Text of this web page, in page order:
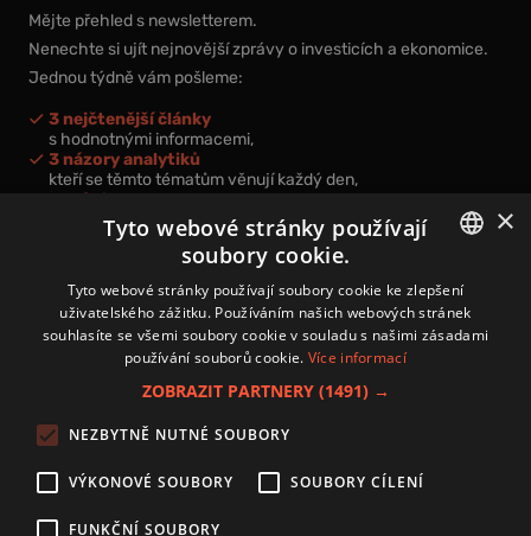
Mějte přehled s newsletterem.
Nenechte si ujít nejnovější zprávy o investicích a ekonomice.
Jednou týdně vám pošleme:
3 nejčtenější články
s hodnotnými informacemi,
3 názory analytiků
kteří se těmto tématům věnují každý den,
nová videa a podcasty
k prohloubení vašich znalostí.
Přihlášením k newsletteru vyjadřujete svůj souhlas spodmínkami
zpracování osobních údajů.
Zásady používání souborů cookies
Autoři
Nastavení cookies
CZECH
×
Tyto webové stránky používají
soubory cookie.
Tyto webové stránky používají soubory cookie ke zlepšení
uživatelského zážitku. Používáním našich webových stránek
souhlasíte se všemi soubory cookie v souladu s našimi zásadami
používání souborů cookie. Více informací
ZOBRAZIT PARTNERY (1491) →
NEZBYTNĚ NUTNÉ SOUBORY
VÝKONOVÉ SOUBORY SOUBORY CÍLENÍ
FUNKČNÍ SOUBORY